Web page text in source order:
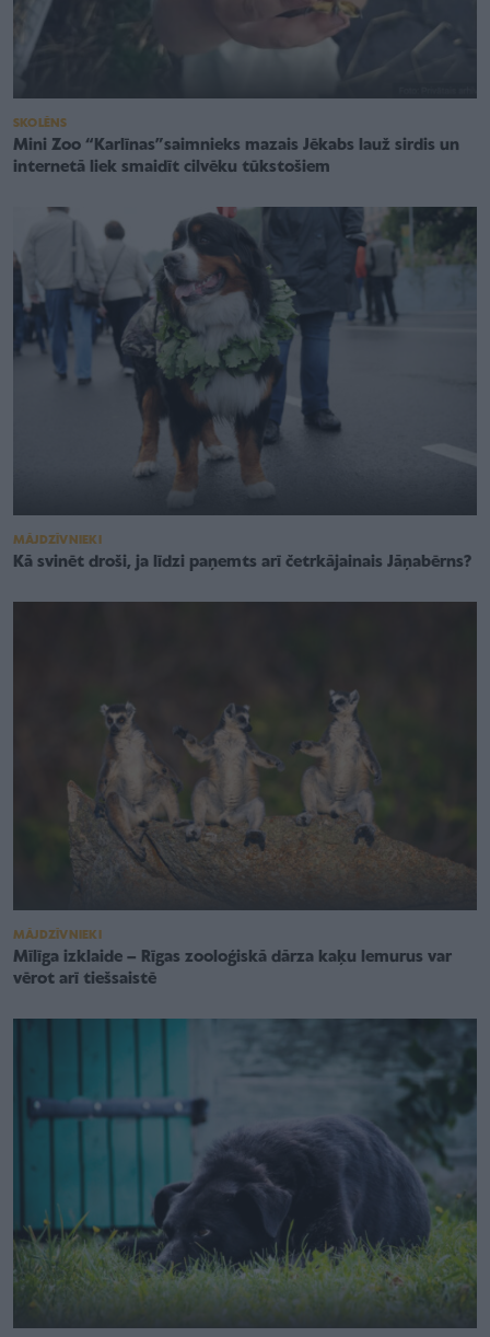
SKOLĒNS
Mini Zoo “Karlīnas”saimnieks mazais Jēkabs lauž sirdis un
internetā liek smaidīt cilvēku tūkstošiem
MĀJDZĪVNIEKI
Kā svinēt droši, ja līdzi paņemts arī četrkājainais Jāņabērns?
MĀJDZĪVNIEKI
Mīlīga izklaide – Rīgas zooloģiskā dārza kaķu lemurus var
vērot arī tiešsaistē